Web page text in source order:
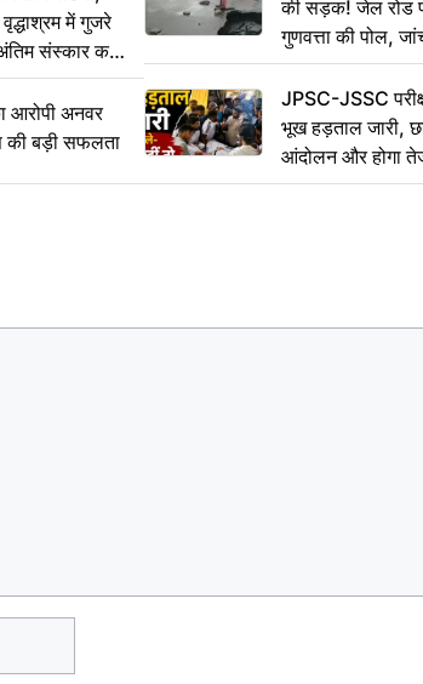
में गुजरे
संस्कार कर
आरोपी अनवर
की बड़ी सफलता
की सड़क! जेल रोड
गुणवत्ता की पोल,
JPSC-JSSC
भूख हड़ताल जारी,
आंदोलन और होगा